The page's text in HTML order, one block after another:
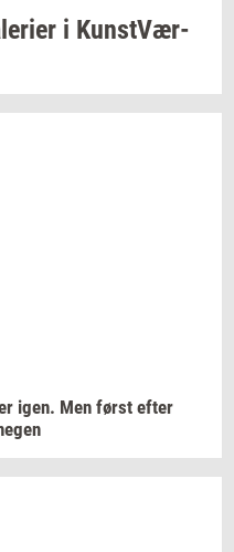
i Kunst­Vær­
igen. Men først efter